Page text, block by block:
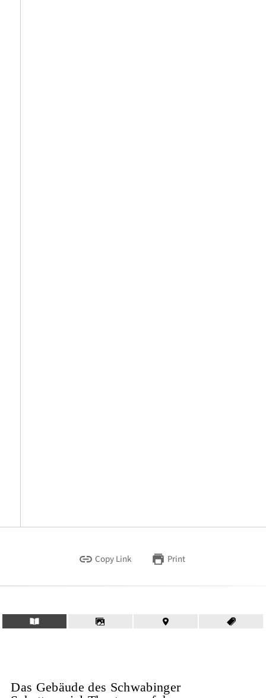
Copy Link Print
Das Gebäude des Schwabinger